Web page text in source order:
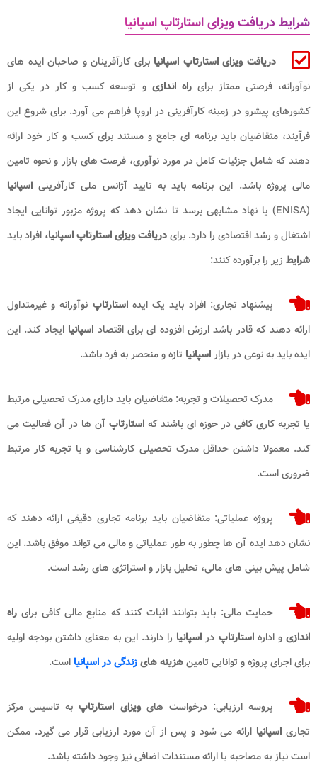
شرایط دریافت ویزای استارتاپ اسپانیا
دریافت ویزای استارتاپ اسپانیابرای کارآفرینان و صاحبان ایده های
نوآورانه، فرصتی ممتاز برای راه اندازی و توسعه کسب و کار در یکی از
کشورهای پیشرو در زمینه کارآفرینی در اروپا فراهم می آورد. برای شروع این
فرآیند، متقاضیان باید برنامه ای جامع و مستند برای کسب و کار خود ارائه
دهند که شامل جزئیات کامل در مورد نوآوری، فرصت های بازار و نحوه تامین
مالی پروژه باشد. این برنامه باید به تایید آژانس ملی کارآفرینی اسپانیا
(ENISA) یا نهاد مشابهی برسد تا نشان دهد که پروژه مزبور توانایی ایجاد
اشتغال و رشد اقتصادی را دارد. برایدریافت ویزای استارتاپ اسپانیا، افراد باید
شرایط زیر را برآورده کنند:
پیشنهاد تجاری: افراد باید یک ایدهاستارتاپ نوآورانه و غیرمتداول
ارائه دهند که قادر باشد ارزش افزوده ای برای اقتصاد اسپانیاایجاد کند. این
ایده باید به نوعی در بازاراسپانیا تازه و منحصر به فرد باشد.
مدرک تحصیلات و تجربه: متقاضیان باید دارای مدرک تحصیلی مرتبط
یا تجربه کاری کافی در حوزه ای باشند که استارتاپ آن ها در آن فعالیت می
کند. معمولا داشتن حداقل مدرک تحصیلی کارشناسی و یا تجربه کار مرتبط
ضروری است.
پروژه عملیاتی: متقاضیان باید برنامه تجاری دقیقی ارائه دهند که
نشان دهد ایده آن ها چطور به طور عملیاتی و مالی می تواند موفق باشد. این
شامل پیش بینی های مالی، تحلیل بازار و استراتژی های رشد است.
حمایت مالی: باید بتوانند اثبات کنند که منابع مالی کافی برای راه
اندازیو ادارهاستارتاپ در اسپانیا را دارند. این به معنای داشتن بودجه اولیه
برای اجرای پروژه و توانایی تامینهزینه هایزندگی در اسپانیا است.
پروسه ارزیابی: درخواست هایویزای استارتاپبه تاسیس مرکز
تجاری اسپانیا ارائه می شود و پس از آن مورد ارزیابی قرار می گیرد. ممکن
است نیاز به مصاحبه یا ارائه مستندات اضافی نیز وجود داشته باشد.